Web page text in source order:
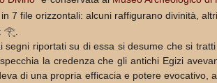
7 file orizzontali: alcuni raffigurano divinità,
𓂀.
riportati su di essa si desume che si
la credenza che gli antichi Egizi
di una propria efficacia e potere evocativo,